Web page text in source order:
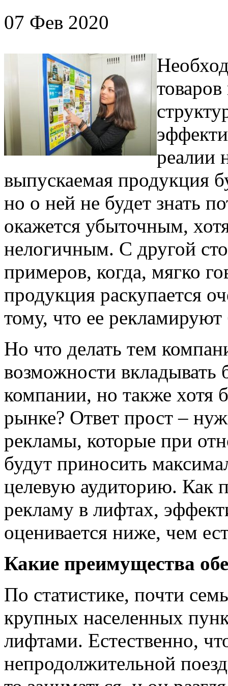
07 Фев 2020
реалии
выпускаемая продукция
но о ней не будет знать
окажется убыточным,
нелогичным. С другой
примеров, когда, мягко
продукция раскупается
тому, что ее
Но что делать тем
возможности вкладывать
компании, но также хотя
рынке? Ответ прост –
рекламы, которые при
будут приносить
целевую аудиторию. Как
рекламу в лифтах,
оценивается ниже, чем
Какие преимущества
По статистике, почти
крупных населенных
лифтами. Естественно,
непродолжительной